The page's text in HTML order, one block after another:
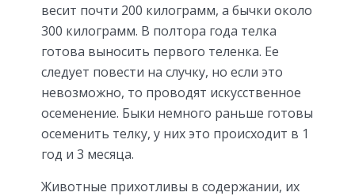
весит почти 200 килограмм, а бычки около
300 килограмм. В полтора года телка
готова выносить первого теленка. Ее
следует повести на случку, но если это
невозможно, то проводят искусственное
осеменение. Быки немного раньше готовы
осеменить телку, у них это происходит в 1
год и 3 месяца.
Животные прихотливы в содержании, их